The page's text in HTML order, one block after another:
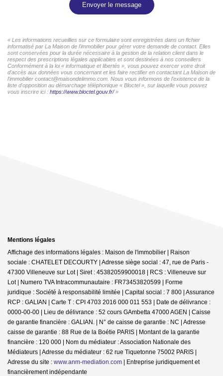
Envoyer le message
« Les informations recueillies sur ce formulaire sont enregistrées dans un fichier
informatisé par La Maison de l'immobilier pour gérer votre demande de contact. Elles
sont conservées pour la durée nécessaire à la gestion de la relation client dans le
respect des prescriptions légales applicables et sont destinées à nos conseillers
Conformément à la loi « informatique et libertés », vous pouvez exercer votre droit
d'accès aux données vous concernant et les faire rectifier en contactant La Maison de
l'immobilier contact@maisondelimmo.com. Nous vous informons de l'existence de la
liste d'opposition au démarchage téléphonique « Bloctel », sur laquelle vous pouvez
vous inscrire ici : https://www.bloctel.gouv.fr/»
Mentions légales
Affichage des informations légales : Maison de l'immobilier | Raison
sociale : CHATELET DECOURTY | Adresse siège social : 47, rue de Paris -
47300 Villeneuve sur Lot | Siret : 45382059900018 | RCS : Villeneuve sur
Lot | Numero TVA Intracommunautaire : FR73453820599 | Forme
juridique : Société à responsabilité limitée | Capital social : 7 800 | Assurance
RCP : GALIAN | Carte T : CPI 4703 2016 000 011 553 | Date de délivrance :
0000-00-00 | Lieu de délivrance : 52 cours GAmbetta 47000 AGEN | Caisse
de garantie financière : GALIAN. | N° de caisse de garantie : NC | Adresse
caisse de garantie : 88 Rue de la Boétie PARIS | Montant de la garantie
financière : 120 000 | Nom du médiateur : Association Nationale des
Médiateurs | Adresse du médiateur : 62 rue Tiquetonne 75002 PARIS |
Adresse du site : www.anm-mediation.com | Entreprise juridiquement et
financièrement indépendante